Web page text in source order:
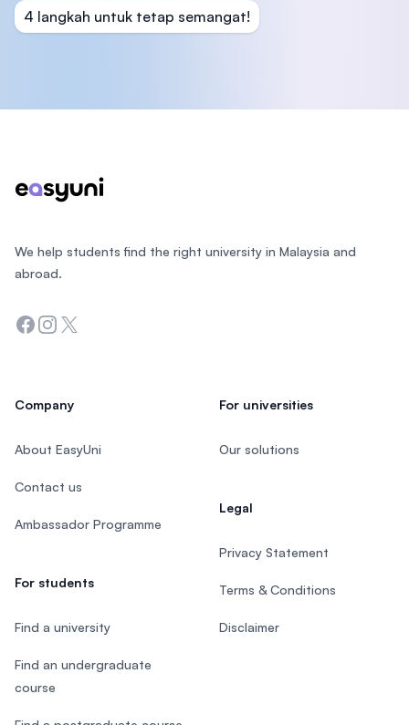
4 langkah untuk tetap semangat!
We help students find the right university in Malaysia and
abroad.
Facebook
Instagram
Twitter
Company
About EasyUni
Contact us
Ambassador Programme
For students
Find a university
Find an undergraduate
course
For universities
Our solutions
Legal
Privacy Statement
Terms & Conditions
Disclaimer